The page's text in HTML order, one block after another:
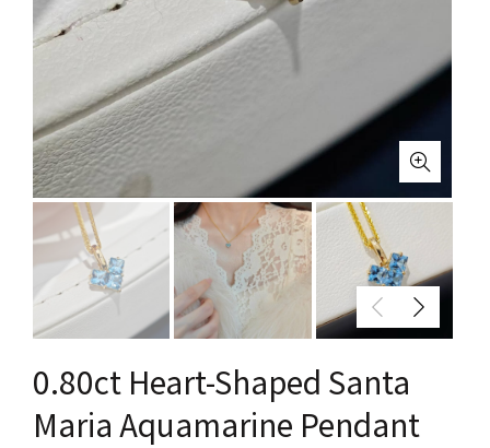
0.80ct Heart-Shaped Santa
Maria Aquamarine Pendant